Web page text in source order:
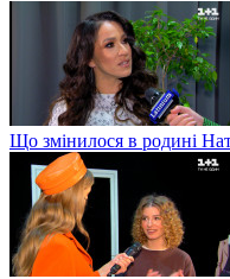
Що змінилося в родині